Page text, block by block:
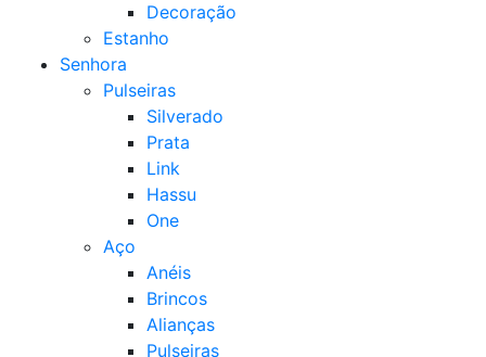
Decoração
Estanho
Senhora
Pulseiras
Silverado
Prata
Link
Hassu
One
Aço
Anéis
Brincos
Alianças
Pulseiras